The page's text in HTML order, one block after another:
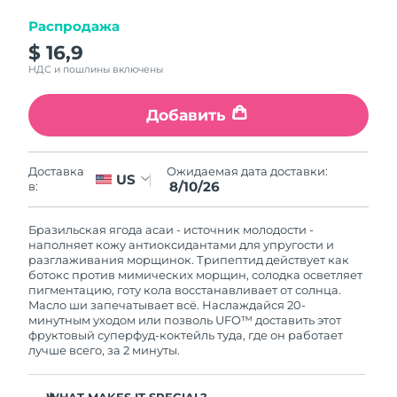
Распродажа
$ 16,9
НДС и пошлины включены
Добавить
Доставка
в:
US Ожидаемая дата доставки:
8/10/26
Бразильская ягода асаи - источник молодости -
наполняет кожу антиоксидантами для упругости и
разглаживания морщинок. Трипептид действует как
ботокс против мимических морщин, солодка осветляет
пигментацию, готу кола восстанавливает от солнца.
Масло ши запечатывает всё. Наслаждайся 20-
минутным уходом или позволь UFO™ доставить этот
фруктовый суперфуд-коктейль туда, где он работает
лучше всего, за 2 минуты.
Израиль
Италия
Ожидаемая дата доставки
8/9/26
Япония
Джерси
Казахстан
Ожидаемая дата доставки
8/11/26
Кувейт
Ожидаемая дата доставки
8/9/26
8/9/26